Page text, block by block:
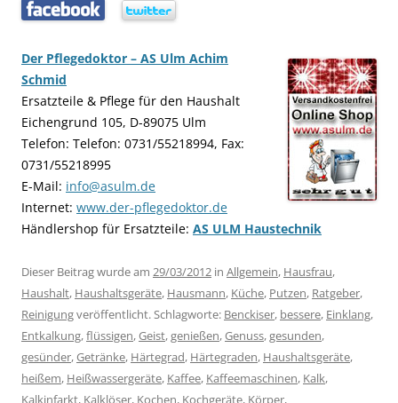
Der Pflegedoktor – AS Ulm Achim
Schmid
Ersatzteile & Pflege für den Haushalt
Eichengrund 105, D-89075 Ulm
Telefon: Telefon: 0731/55218994, Fax:
0731/55218995
E-Mail: info@asulm.de
Internet: www.der-pflegedoktor.de
Händlershop für Ersatzteile: AS ULM Haustechnik
Dieser Beitrag wurde am 29/03/2012 in Allgemein, Hausfrau,
Haushalt, Haushaltsgeräte, Hausmann, Küche, Putzen, Ratgeber,
Reinigungveröffentlicht. Schlagworte: Benckiser, bessere, Einklang,
Entkalkung,flüssigen,Geist,genießen,Genuss,gesunden,
gesünder,Getränke, Härtegrad, Härtegraden, Haushaltsgeräte,
heißem, Heißwassergeräte, Kaffee, Kaffeemaschinen, Kalk,
Kalkinfarkt, Kalklöser, Kochen, Kochgeräte, Körper,